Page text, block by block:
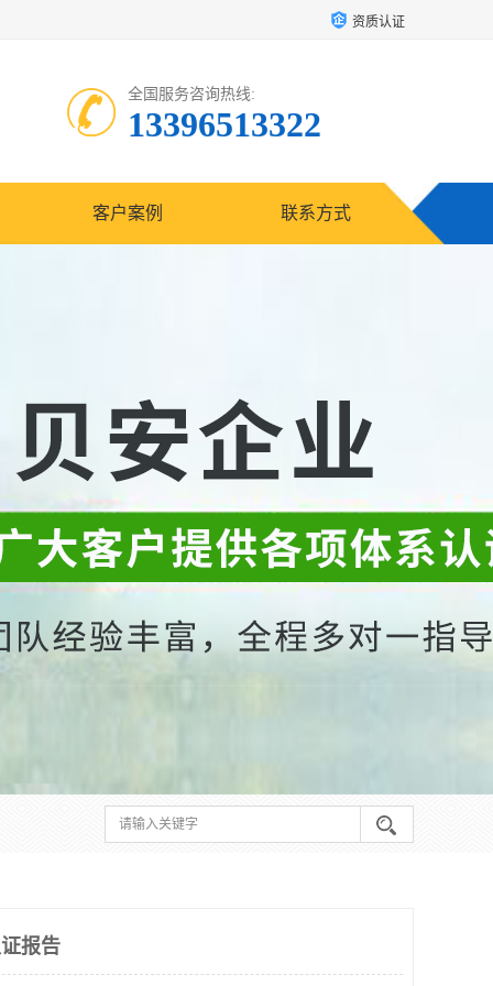
资质认证
全国服务咨询热线:
13396513322
客户案例 联系方式
报告